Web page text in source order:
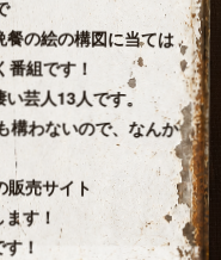
の絵の構図に当ては
組です！
芸人13人です。
構わないので、なんか
売サイト
す！
！